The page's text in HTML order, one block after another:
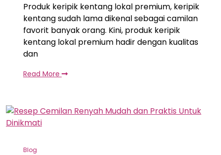
Produk keripik kentang lokal premium, keripik
kentang sudah lama dikenal sebagai camilan
favorit banyak orang. Kini, produk keripik
kentang lokal premium hadir dengan kualitas
dan
Read More
Blog